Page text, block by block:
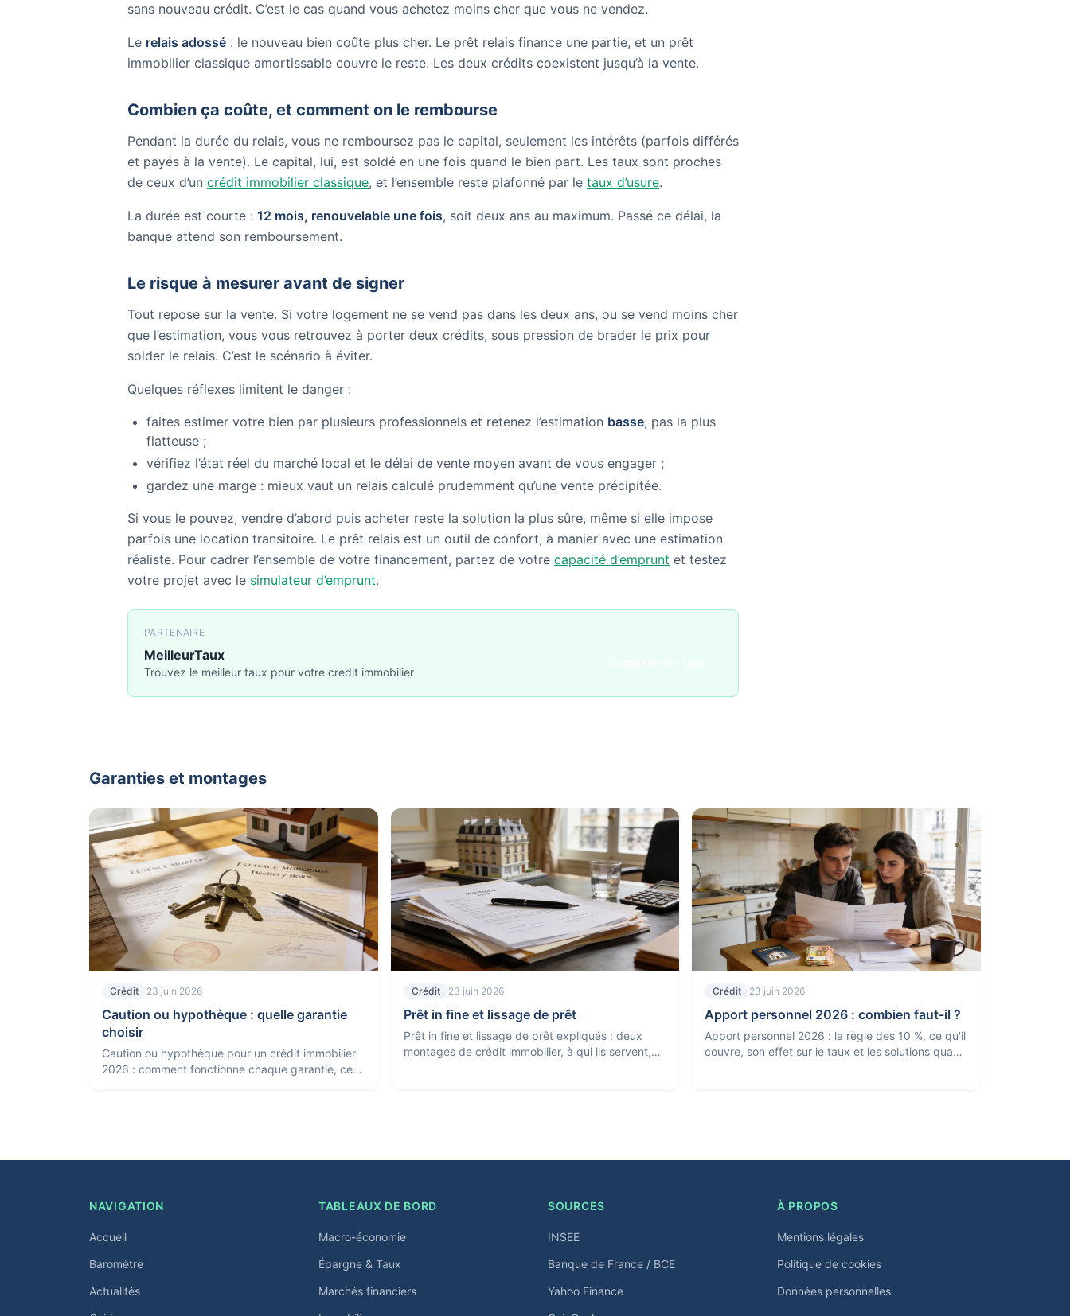
sans nouveau crédit. C’est le cas quand vous achetez moins cher que vous ne vendez.
Le relais adossé : le nouveau bien coûte plus cher. Le prêt relais finance une partie, et un prêt
immobilier classique amortissable couvre le reste. Les deux crédits coexistent jusqu’à la vente.
Combien ça coûte, et comment on le rembourse
Pendant la durée du relais, vous ne remboursez pas le capital, seulement les intérêts (parfois différés
et payés à la vente). Le capital, lui, est soldé en une fois quand le bien part. Les taux sont proches
de ceux d’un crédit immobilier classique, et l’ensemble reste plafonné par le taux d’usure.
La durée est courte : 12 mois, renouvelable une fois, soit deux ans au maximum. Passé ce délai, la
banque attend son remboursement.
Le risque à mesurer avant de signer
Tout repose sur la vente. Si votre logement ne se vend pas dans les deux ans, ou se vend moins cher
que l’estimation, vous vous retrouvez à porter deux crédits, sous pression de brader le prix pour
solder le relais. C’est le scénario à éviter.
Quelques réflexes limitent le danger :
faites estimer votre bien par plusieurs professionnels et retenez l’estimation basse, pas la plus
flatteuse ;
vérifiez l’état réel du marché local et le délai de vente moyen avant de vous engager ;
gardez une marge : mieux vaut un relais calculé prudemment qu’une vente précipitée.
Si vous le pouvez, vendre d’abord puis acheter reste la solution la plus sûre, même si elle impose
parfois une location transitoire. Le prêt relais est un outil de confort, à manier avec une estimation
réaliste. Pour cadrer l’ensemble de votre financement, partez de votre capacité d’emprunt et testez
votre projet avec le simulateur d’emprunt.
PARTENAIRE
MeilleurTaux
Trouvez le meilleur taux pour votre credit immobilier
Garanties et montages
Crédit 23 juin 2026
Caution ou hypothèque : quelle garantie
choisir
Caution ou hypothèque pour un crédit immobilier
2026 : comment fonctionne chaque garantie, ce
Crédit 23 juin 2026
Prêt in fine et lissage de prêt
Prêt in fine et lissage de prêt expliqués : deux
montages de crédit immobilier, à qui ils servent,
Crédit 23 juin 2026
Apport personnel 2026 : combien faut-il ?
Apport personnel 2026 : la règle des 10 %, ce qu'il
couvre, son effet sur le taux et les solutions quand
NAVIGATION
Accueil
Baromètre
Actualités
TABLEAUX DE BORD
Macro-économie
Épargne & Taux
Marchés financiers
SOURCES
INSEE
Banque de France / BCE
Yahoo Finance
À PROPOS
Mentions légales
Politique de cookies
Données personnelles